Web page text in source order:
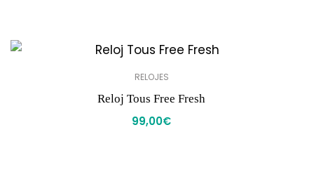
RELOJES
Reloj Tous Free Fresh
99,00€